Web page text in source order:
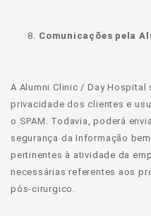
Comunicações pela
A Alumni Clinic / Day Hospital
privacidade dos clientes e
o SPAM. Todavia, poderá
segurança da Informação
pertinentes à atividade da
necessárias referentes aos
pós-cirurgico.